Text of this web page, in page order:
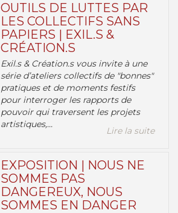
OUTILS DE LUTTES PAR
LES COLLECTIFS SANS
PAPIERS | EXIL.S &
CRÉATION.S
Exil.s & Création.s vous invite à une
série d’ateliers collectifs de "bonnes"
pratiques et de moments festifs
pour interroger les rapports de
pouvoir qui traversent les projets
artistiques,...
Lire la suite
EXPOSITION | NOUS NE
SOMMES PAS
DANGEREUX, NOUS
SOMMES EN DANGER